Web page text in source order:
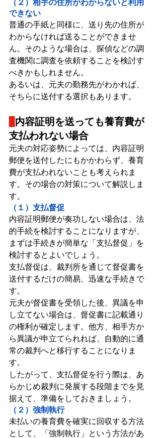
（２）相手の住所がわからないと利用
できない
普通の手紙と同様に、送り先の住所が
わからなければ送ることができませ
ん。そのような場合は、探偵などの調
査機関に調査を依頼することを検討す
べきかもしれません。
あるいは、元夫の勤務先がわかれば、
そちらに送付する選択もあります。
内容証明を送っても養育費が
支払われない場合
元夫の対応姿勢によっては、内容証明
郵便を送付したにもかかわらず、養育
費が支払われないことも考えられま
す。その場合の対策について解説しま
す。
（１）支払督促
内容証明郵便が奏功しない場合は、法
的手続を検討することになりますが、
まずは手続きが簡単な「支払督促」を
検討するとよいでしょう。
支払督促は、裁判所を通じて督促書を
送付するだけの簡易、迅速な手続きで
す。
元夫が督促書を受領した後、異議を申
し立てない場合は、督促書に記載通り
の権利が確定します。他方、相手方か
ら異議が申立てられれば、自動的に通
常の裁判へと移行することになりま
す。
したがって、支払督促を行う際は、あ
らかじめ裁判に発展する段階までを見
据えて、準備をしておきましょう。
（２）強制執行
未払いの養育費を確実に回収する方法
として、「強制執行」という方法があ